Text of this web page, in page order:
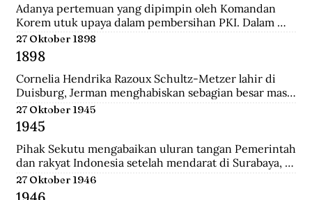
Adanya pertemuan yang dipimpin oleh Komandan
Korem utuk upaya dalam pembersihan PKI. Dalam
pertemuan ini mengubah jumlah wakil dari kedua
golongan yakni 27 dari Golongan Politik dan 21 dari
Golongan Karya.
27 Oktober 1898
1898
Cornelia Hendrika Razoux Schultz-Metzer lahir di
Duisburg, Jerman menghabiskan sebagian besar masa
kecilnya di Arnhem. Dia mengenyam pendidikan di
Kweekschool untuk menjadi guru. Keputusan
Pemerintah Kolonial untuk mengangkat Cornelia
sebagai anggota Dewan Rakyat memancing protes
para perempuan Indonesia.  Para perempuan
menginginkan seorang wakil perempuan Indonesia di
Volksraad. Tapi alih-alih memilih perempuan
27 Oktober 1945
1945
Pihak Sekutu mengabaikan uluran tangan Pemerintah
dan rakyat Indonesia setelah mendarat di Surabaya,
dan menyerbu penjara Republik untuk membebaskan
perwira-perwira Sekutu dan pegawai RAPWI (Relief
27 Oktober 1946